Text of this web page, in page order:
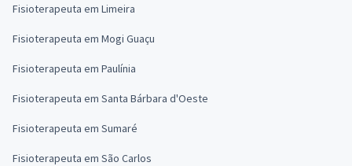
Fisioterapeuta em Limeira
Fisioterapeuta em Mogi Guaçu
Fisioterapeuta em Paulínia
Fisioterapeuta em Santa Bárbara d'Oeste
Fisioterapeuta em Sumaré
Fisioterapeuta em São Carlos